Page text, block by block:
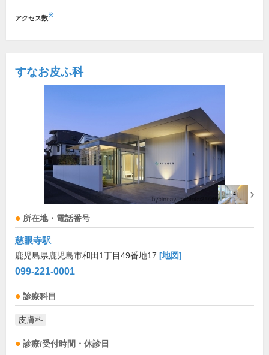
アクセス数※
すなお皮ふ科
所在地・電話番号
慈眼寺駅
鹿児島県鹿児島市和田1丁目49番地17 [地図]
099-221-0001
診療科目
皮膚科
診療/受付時間・休診日